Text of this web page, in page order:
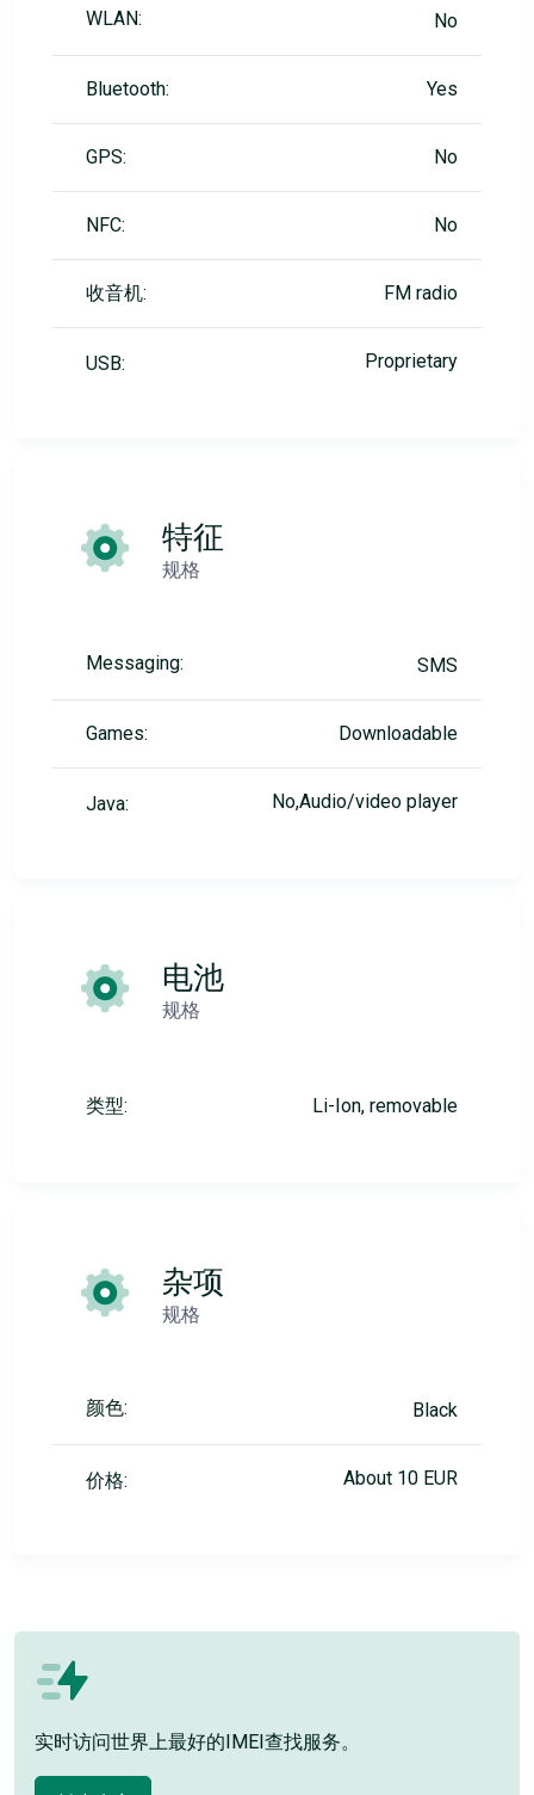
WLAN: No
Bluetooth: Yes
GPS: No
NFC: No
收音机: FM radio
USB: Proprietary
特征
规格
Messaging: SMS
Games: Downloadable
Java: No,Audio/video player
电池
规格
类型: Li-Ion, removable
杂项
规格
颜色: Black
价格: About 10 EUR
实时访问世界上最好的IMEI查找服务。